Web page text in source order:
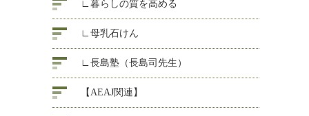
∟暮らしの質を高める
∟母乳石けん
∟長島塾（長島司先生）
【AEAJ関連】